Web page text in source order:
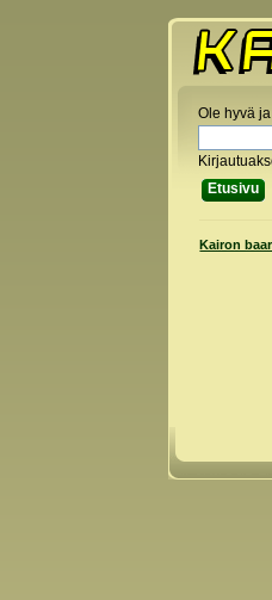
Ole hyvä ja
Etusivu
Kairon